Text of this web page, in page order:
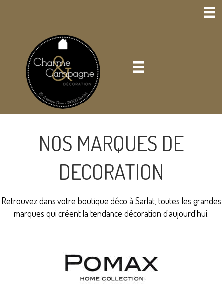
NOS MARQUES DE
DECORATION
Retrouvez dans votre boutique déco à Sarlat, toutes les grandes
marques qui créent la tendance décoration d'aujourd'hui.